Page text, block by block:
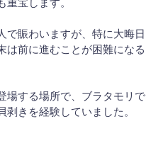
重宝します。
で賑わいますが、特に大晦日
は前に進むことが困難になる
場する場所で、ブラタモリで
剥きを経験していました。